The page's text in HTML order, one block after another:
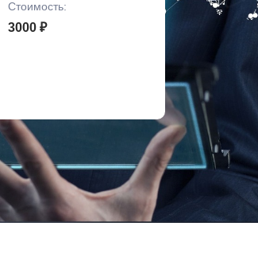
Стоимость:
3000 ₽